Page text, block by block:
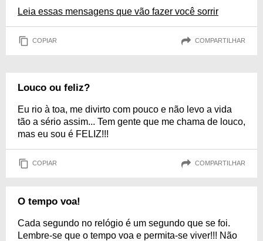
Leia essas mensagens que vão fazer você sorrir
COPIAR COMPARTILHAR
Louco ou feliz?
Eu rio à toa, me divirto com pouco e não levo a vida
tão a sério assim... Tem gente que me chama de louco,
mas eu sou é FELIZ!!!
COPIAR COMPARTILHAR
O tempo voa!
Cada segundo no relógio é um segundo que se foi.
Lembre-se que o tempo voa e permita-se viver!!! Não